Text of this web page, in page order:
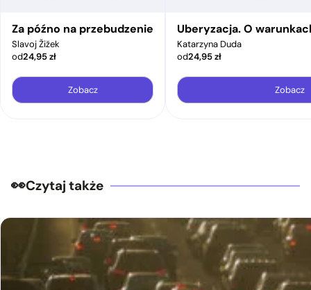
Za późno na przebudzenie
Slavoj Žižek
od24,95zł
Zobacz
Uberyzacja. O
Katarzyna Duda
od24,95zł
Zobacz
Czytaj także